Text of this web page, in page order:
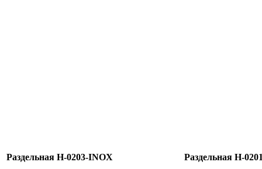
Раздельная H-0203-INOX Раздельная H-